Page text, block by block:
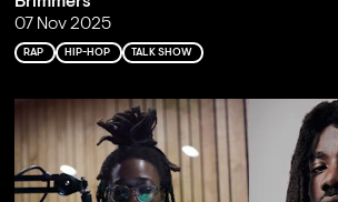
07 Nov 2025
RAP HIP-HOP TALK SHOW